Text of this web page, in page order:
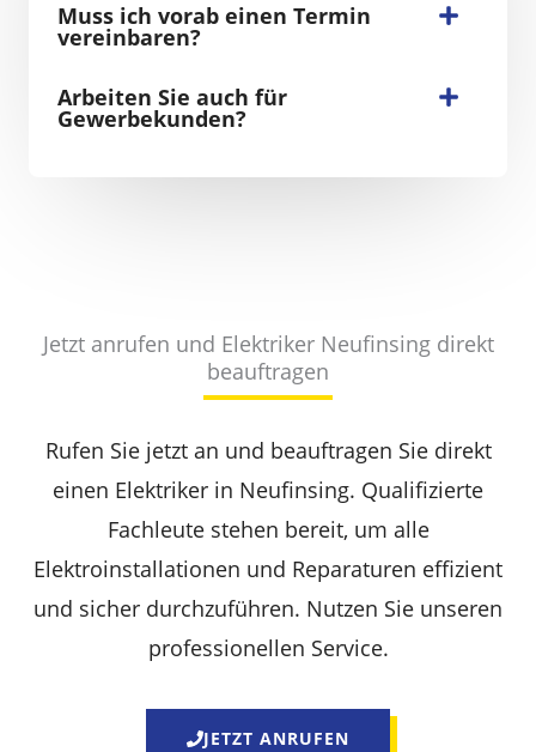
Muss ich vorab einen Termin
vereinbaren?
Arbeiten Sie auch für
Gewerbekunden?
Jetzt anrufen und Elektriker Neufinsing direkt
beauftragen
Rufen Sie jetzt an und beauftragen Sie direkt
einen Elektriker in Neufinsing. Qualifizierte
Fachleute stehen bereit, um alle
Elektroinstallationen und Reparaturen effizient
und sicher durchzuführen. Nutzen Sie unseren
professionellen Service.
JETZT ANRUFEN